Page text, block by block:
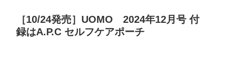
［10/24発売］UOMO 2024年12月号 付
録はA.P.C セルフケアポーチ